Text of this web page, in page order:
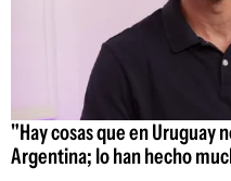
"Hay cosas que en Uruguay
Argentina; lo han hecho